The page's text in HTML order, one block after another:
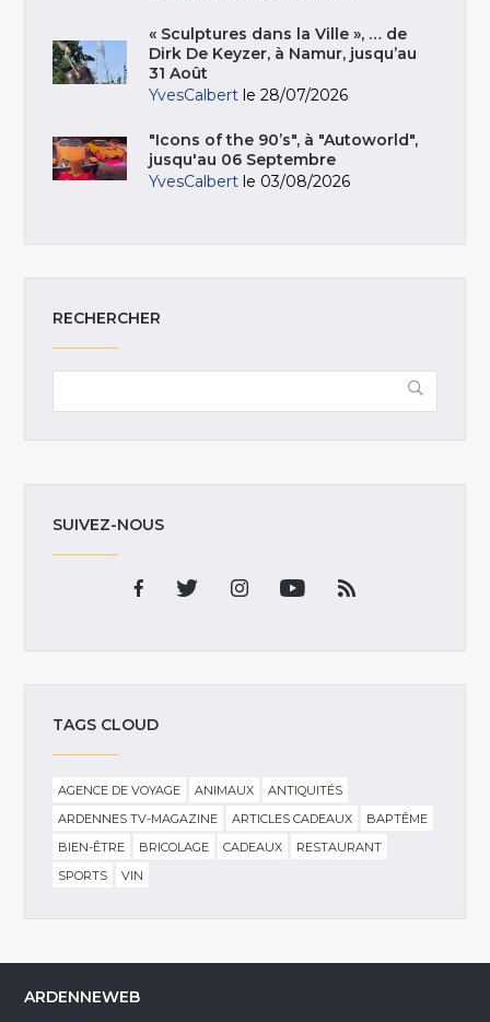
« Sculptures dans la Ville », … de
Dirk De Keyzer, à Namur, jusqu’au
31 Août
YvesCalbert le 28/07/2026
"Icons of the 90’s", à "Autoworld",
jusqu'au 06 Septembre
YvesCalbert le 03/08/2026
RECHERCHER
SUIVEZ-NOUS
TAGS CLOUD
AGENCE DE VOYAGE ANIMAUX
ANTIQUITÉS
ARDENNES TV-MAGAZINE
ARTICLES CADEAUX
BAPTÊME
BIEN-ÊTRE
BRICOLAGE CADEAUX
RESTAURANT
SPORTS
VIN
ARDENNEWEB